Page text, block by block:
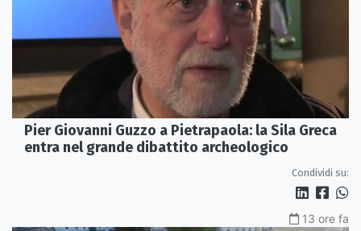
Pier Giovanni Guzzo a Pietrapaola: la Sila Greca
entra nel grande dibattito archeologico
Condividi su:
13 ore fa